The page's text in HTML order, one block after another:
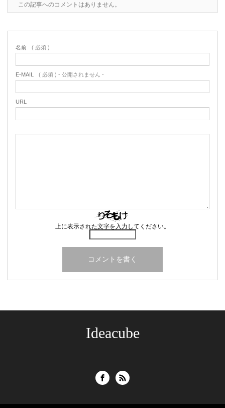
この記事へのコメントはありません。
名前 ( 必須 )
E-MAIL ( 必須 ) - 公開されません -
URL
上に表示された文字を入力してください。
Ideacube